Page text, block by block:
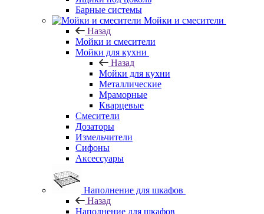
Барные системы
Мойки и смесители
Назад
Мойки и смесители
Мойки для кухни
Назад
Мойки для кухни
Металлические
Мраморные
Кварцевые
Смесители
Дозаторы
Измельчители
Сифоны
Аксессуары
Наполнение для шкафов
Назад
Наполнение для шкафов